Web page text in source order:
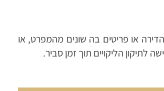
או פריטים בה שונים מהמפרט, או
לתיקון הליקויים תוך זמן סביר.